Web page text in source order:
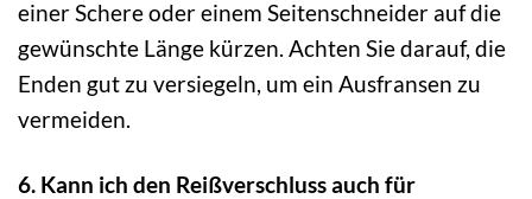
einer Schere oder einem Seitenschneider auf die
gewünschte Länge kürzen. Achten Sie darauf, die
Enden gut zu versiegeln, um ein Ausfransen zu
vermeiden.
6. Kann ich den Reißverschluss auch für